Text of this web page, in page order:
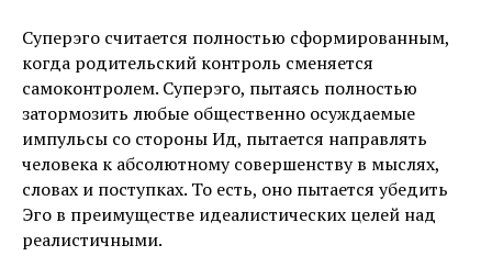
Суперэго считается полностью сформированным,
когда родительский контроль сменяется
самоконтролем. Суперэго, пытаясь полностью
затормозить любые общественно осуждаемые
импульсы со стороны Ид, пытается направлять
человека к абсолютному совершенству в мыслях,
словах и поступках. То есть, оно пытается убедить
Эго в преимуществе идеалистических целей над
реалистичными.